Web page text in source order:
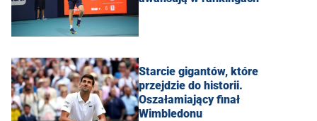
Starcie gigantów, które
przejdzie do historii.
Oszałamiający finał
Wimbledonu